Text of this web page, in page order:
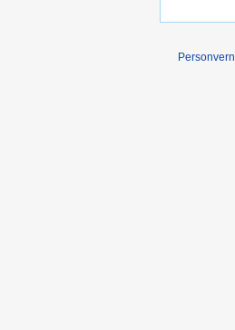
Personvern